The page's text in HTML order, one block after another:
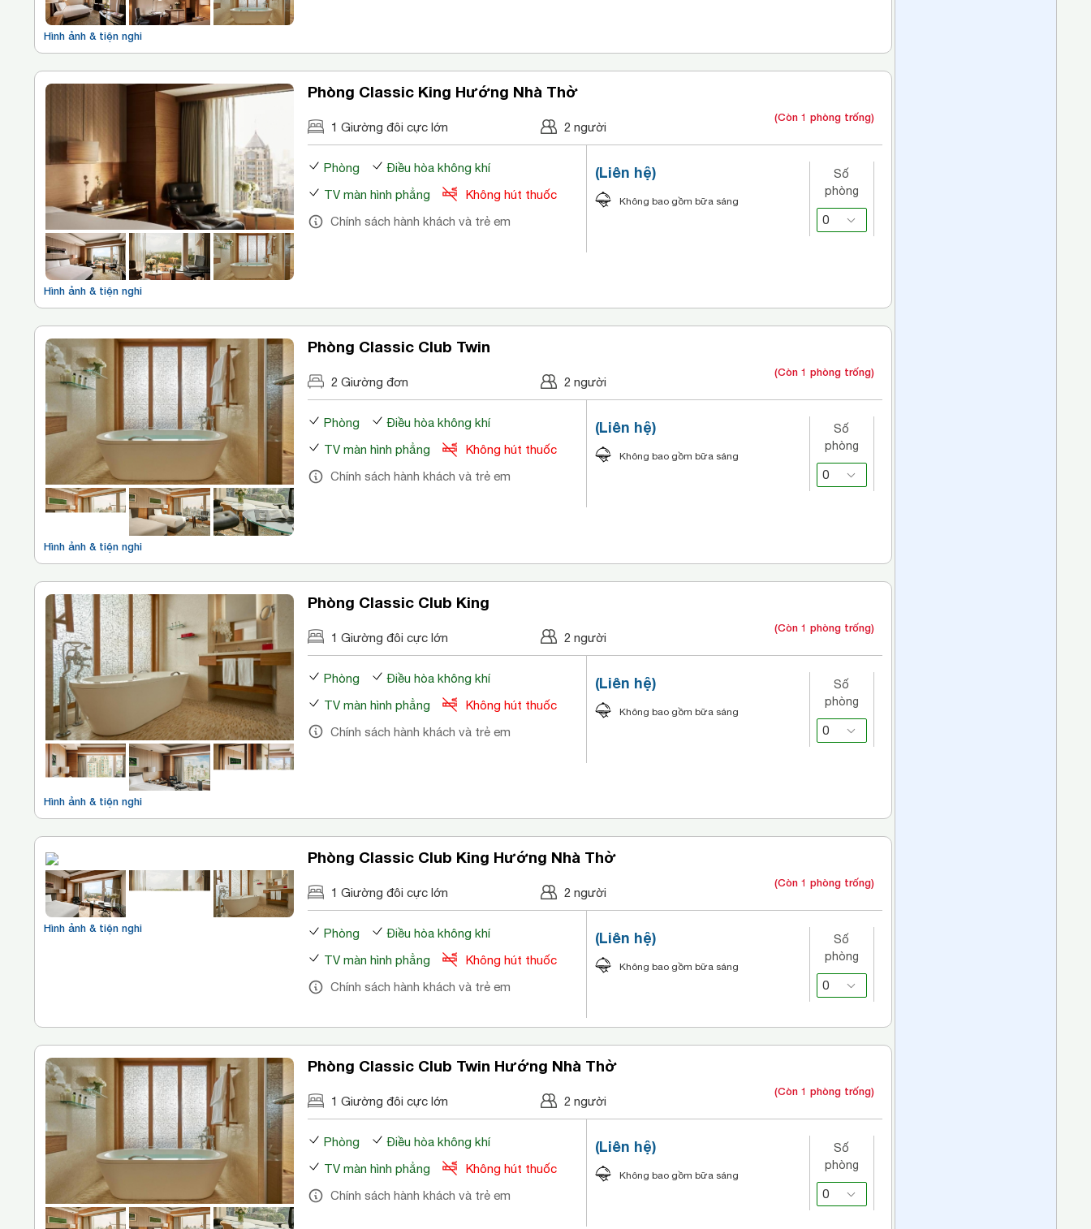
Hình ảnh & tiện nghi
Hình ảnh & tiện nghi
Phòng Classic King Hướng Nhà Thờ
1 Giường đôi cực lớn 2 người
(Còn 1 phòng trống)
Phòng
Điều hòa không khí
TV màn hình phẳng
Không hút thuốc
Chính sách hành khách và trẻ em
(Liên hệ)
Không bao gồm bữa sáng
Số
phòng
Hình ảnh & tiện nghi
Phòng Classic Club Twin
2 Giường đơn 2 người
(Còn 1 phòng trống)
Phòng
Điều hòa không khí
TV màn hình phẳng
Không hút thuốc
Chính sách hành khách và trẻ em
(Liên hệ)
Không bao gồm bữa sáng
Số
phòng
Hình ảnh & tiện nghi
Phòng Classic Club King
1 Giường đôi cực lớn 2 người
(Còn 1 phòng trống)
Phòng
Điều hòa không khí
TV màn hình phẳng
Không hút thuốc
Chính sách hành khách và trẻ em
(Liên hệ)
Không bao gồm bữa sáng
Số
phòng
Hình ảnh & tiện nghi
Phòng Classic Club King Hướng Nhà Thờ
1 Giường đôi cực lớn 2 người
(Còn 1 phòng trống)
Phòng
Điều hòa không khí
TV màn hình phẳng
Không hút thuốc
Chính sách hành khách và trẻ em
(Liên hệ)
Không bao gồm bữa sáng
Số
phòng
Phòng Classic Club Twin Hướng Nhà Thờ
1 Giường đôi cực lớn 2 người
(Còn 1 phòng trống)
Phòng
Điều hòa không khí
TV màn hình phẳng
Không hút thuốc
Chính sách hành khách và trẻ em
(Liên hệ)
Không bao gồm bữa sáng
Số
phòng